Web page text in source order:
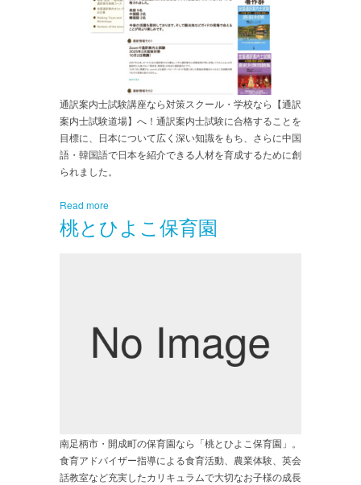
通訳案内士試験講座なら対策スクール・学校なら【通訳
案内士試験道場】へ！通訳案内士試験に合格することを
目標に、日本について広く深い知識をもち、さらに中国
語・韓国語で日本を紹介できる人材を育成するために創
られました。
Read more
桃とひよこ保育園
南足柄市・開成町の保育園なら「桃とひよこ保育園」。
食育アドバイザー指導による食育活動、農業体験、英会
話教室など充実したカリキュラムで大切なお子様の成長